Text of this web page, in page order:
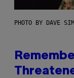
PHOTO BY DAVE